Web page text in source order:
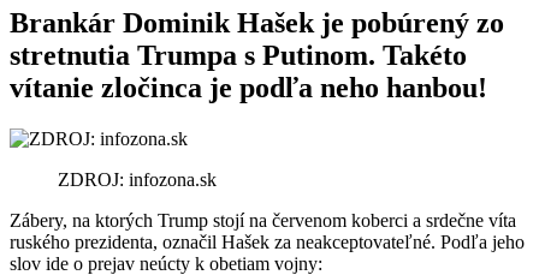
Brankár Dominik Hašek je pobúrený zo
stretnutia Trumpa s Putinom. Takéto
vítanie zločinca je podľa neho hanbou!
ZDROJ: infozona.sk
Zábery, na ktorých Trump stojí na červenom koberci a srdečne víta
ruského prezidenta, označil Hašek za neakceptovateľné. Podľa jeho
slov ide o prejav neúcty k obetiam vojny: